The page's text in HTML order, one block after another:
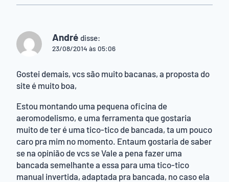
André disse:
23/08/2014 às 05:06
Gostei demais, vcs são muito bacanas, a proposta do
site é muito boa,
Estou montando uma pequena oficina de
aeromodelismo, e uma ferramenta que gostaria
muito de ter é uma tico-tico de bancada, ta um pouco
caro pra mim no momento. Entaum gostaria de saber
se na opinião de vcs se Vale a pena fazer uma
bancada semelhante a essa para uma tico-tico
manual invertida, adaptada pra bancada, no caso ela